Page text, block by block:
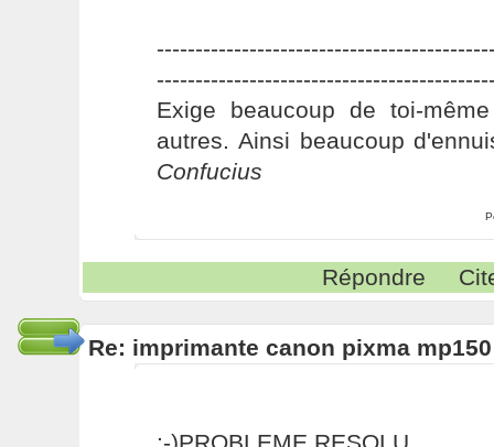
Exige beaucoup de toi-
autres. Ainsi beaucoup
Confucius
Répondre
Re: imprimante canon pixma mp150